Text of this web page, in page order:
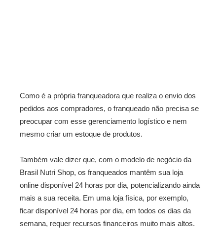
Como é a própria franqueadora que realiza o envio dos
pedidos aos compradores, o franqueado não precisa se
preocupar com esse gerenciamento logístico e nem
mesmo criar um estoque de produtos.
Também vale dizer que, com o modelo de negócio da
Brasil Nutri Shop, os franqueados mantêm sua loja
online disponível 24 horas por dia, potencializando ainda
mais a sua receita. Em uma loja física, por exemplo,
ficar disponível 24 horas por dia, em todos os dias da
semana, requer recursos financeiros muito mais altos.